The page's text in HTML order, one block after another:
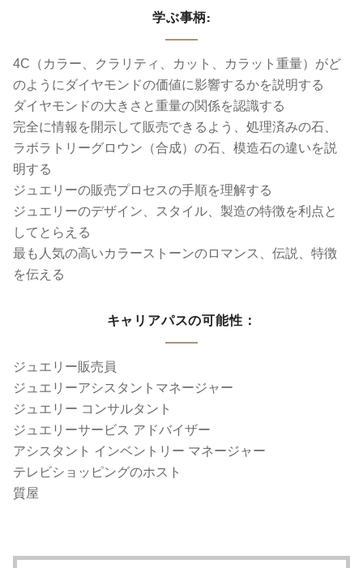
学ぶ事柄:
4C（カラー、クラリティ、カット、カラット重量）がど
のようにダイヤモンドの価値に影響するかを説明する
ダイヤモンドの大きさと重量の関係を認識する
完全に情報を開示して販売できるよう、処理済みの石、
ラボラトリーグロウン（合成）の石、模造石の違いを説
明する
ジュエリーの販売プロセスの手順を理解する
ジュエリーのデザイン、スタイル、製造の特徴を利点と
してとらえる
最も人気の高いカラーストーンのロマンス、伝説、特徴
を伝える
キャリアパスの可能性：
ジュエリー販売員
ジュエリーアシスタントマネージャー
ジュエリー コンサルタント
ジュエリーサービス アドバイザー
アシスタント インベントリー マネージャー
テレビショッピングのホスト
質屋